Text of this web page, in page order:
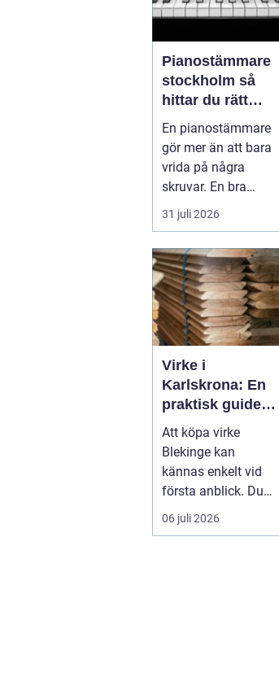
Pianostämmare
stockholm så
hittar du rätt
expert för ditt
piano
En pianostämmare
gör mer än att bara
vrida på några
skruvar. En bra
stämning påverkar
hur pianot låt...
31 juli 2026
Virke i
Karlskrona: En
praktisk guide
för hållbara
byggprojekt
Att köpa virke
Blekinge kan
kännas enkelt vid
första anblick. Du
åker till en b...
06 juli 2026